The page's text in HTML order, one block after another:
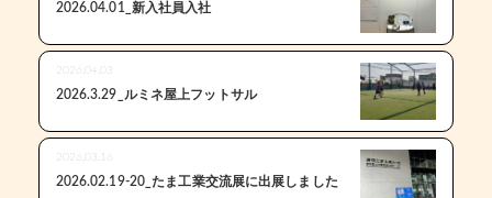
2026.04.01_新入社員入社
2026.04.03
2026.3.29_ルミネ屋上フットサル
2026.03.16
2026.02.19-20_たま工業交流展に出展しました